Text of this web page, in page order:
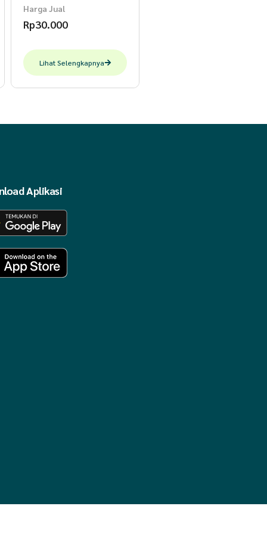
Harga Jual
Rp30.000
Lihat Selengkapnya
Aplikasi